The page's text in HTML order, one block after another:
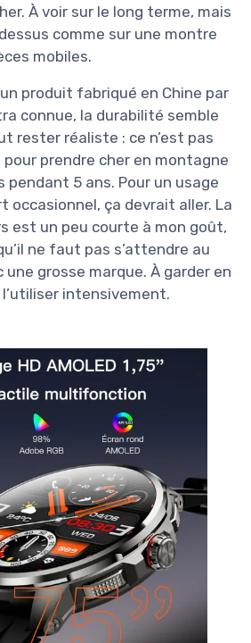
À voir sur le long terme, mais
comme sur une montre
mobiles.
produit fabriqué en Chine par
connue, la durabilité semble
rester réaliste : ce n’est pas
prendre cher en montagne
pendant 5 ans. Pour un usage
occasionnel, ça devrait aller. La
est un peu courte à mon goût,
ne faut pas s’attendre au
une grosse marque. À garder en
intensivement.